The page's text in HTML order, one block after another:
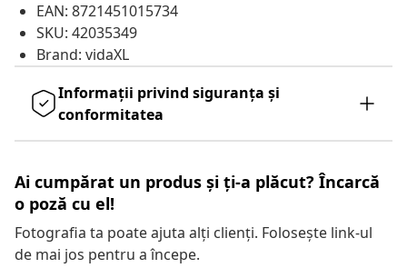
EAN: 8721451015734
SKU: 42035349
Brand: vidaXL
Informații privind siguranța și
conformitatea
Ai cumpărat un produs și ți-a plăcut? Încarcă
o poză cu el!
Fotografia ta poate ajuta alți clienți. Folosește link-ul
de mai jos pentru a începe.